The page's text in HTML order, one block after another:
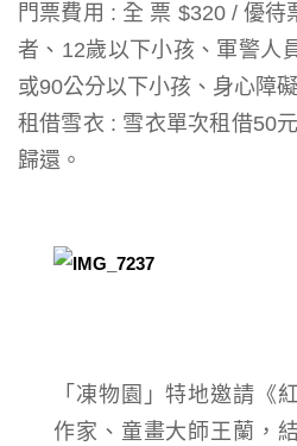
門票費用 : 全 票 $320 / 優待
者、12歲以下小孩、軍警人
或90公分以下小孩、身心障
租借雪衣 : 雪衣單次租借50
歸還。
「凍物園」特地邀請《
作家、童畫大師王蘭，